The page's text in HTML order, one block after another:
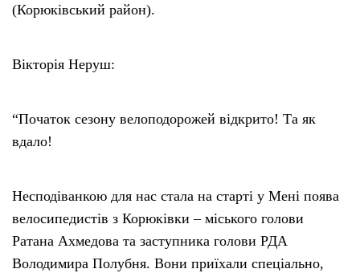
(Корюківський район).
Вікторія Неруш:
“Початок сезону велоподорожей відкрито! Та як
вдало!
Несподіванкою для нас стала на старті у Мені поява
велосипедистів з Корюківки – міського голови
Ратана Ахмедова та заступника голови РДА
Володимира Полубня. Вони приїхали спеціально,